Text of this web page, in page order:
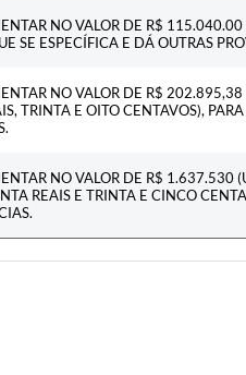
NO VALOR DE R$
SE ESPECÍFICA E DÁ OUTRAS
NO VALOR DE R$
TRINTA E OITO CENTAVOS),
NO VALOR DE R$ 1.637.530
REAIS E TRINTA E CINCO